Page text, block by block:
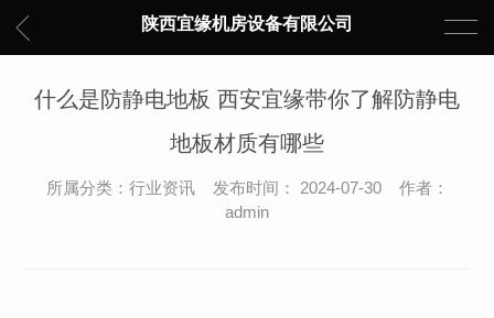
陕西宜缘机房设备有限公司
什么是防静电地板 西安宜缘带你了解防静电
地板材质有哪些
所属分类：行业资讯 发布时间： 2024-07-30 作者：
admin